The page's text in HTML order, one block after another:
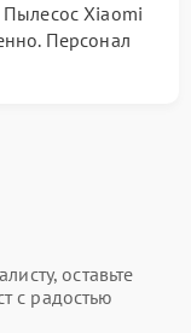
Xiaomi
Персонал
оставьте
с радостью